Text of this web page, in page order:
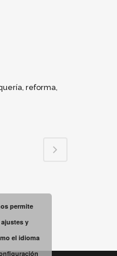
reforma,
permite
y
el idioma